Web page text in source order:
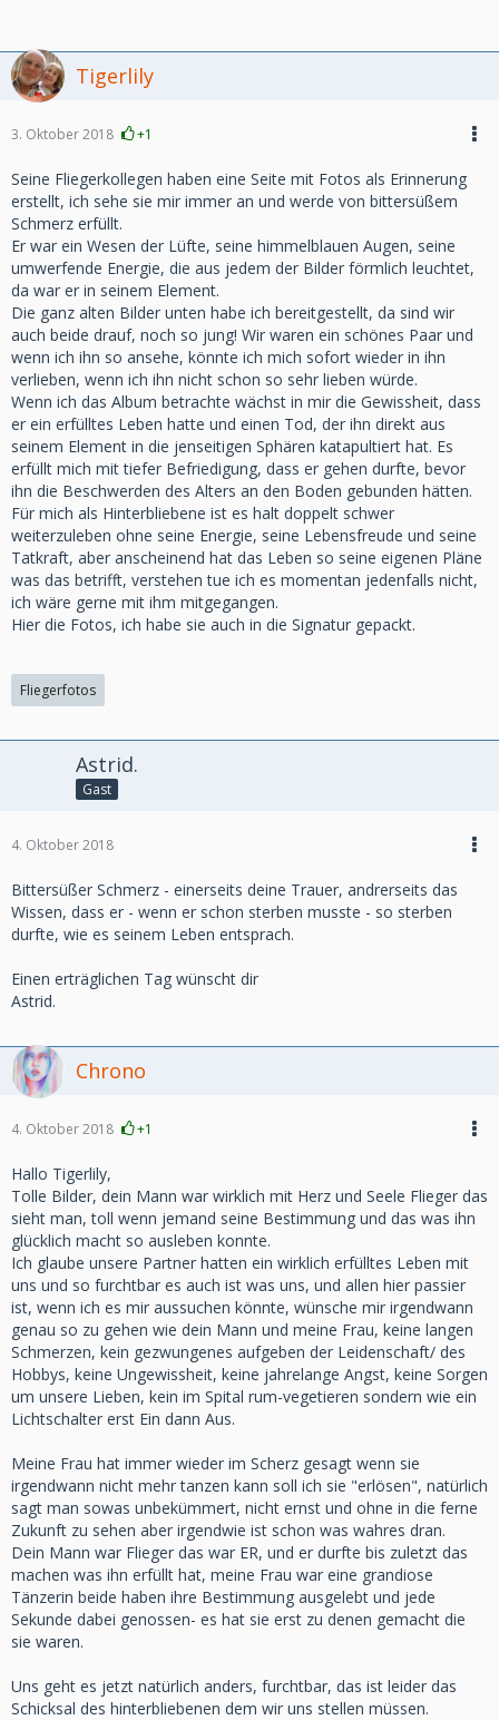
weiterzumachen. Meine
Psychologin hilft mir dabei, indem sie sagt, das wäre normal
und es würde
Energetikerin, die
gesehen, dass der
Tod meines Mannes in meinem Lebensplan steht, weil ich in
dieser Inkarnation
lernen soll, alleine mit mir selbst zu leben und auch wieder
Lebensfreude
zu finden. Dann war ich noch bei einem Medium, die mir
wiederum gesagt
hat, dass ich den Trauerweg zu Ende gehen muss und dass
es mindestens ein
Jahr dauern wird, bis ich soweit bin, meinen Lebensweg neu
zu beginnen,
dass ich aber in dieser Zeit eine Freundin finden werde, die
mir hilft
meine Lebensfreude wieder zu finden und dass später für
mich in meinem
letzten Lebensabschnitt noch eine neue Partnerschaft mit
einem Mann vorgesehen
ist. Diese Mitteilungen helfen mir dabei durchzuhalten,
denn ohne das hätte
ich meine Hoffnung schon komplett verloren und was dann
sein würde, möchte
Tigerlily
3. Oktober 2018 +1
Seine Fliegerkollegen haben eine Seite mit Fotos als Erinnerung
erstellt, ich sehe sie mir immer an und werde von bittersüßem
Schmerz erfüllt.
Er war ein Wesen der Lüfte, seine himmelblauen Augen, seine
umwerfende Energie, die aus jedem der Bilder förmlich leuchtet,
da war er in seinem Element.
Die ganz alten Bilder unten habe ich bereitgestellt, da sind wir
auch beide drauf, noch so jung! Wir waren ein schönes Paar und
wenn ich ihn so ansehe, könnte ich mich sofort wieder in ihn
verlieben, wenn ich ihn nicht schon so sehr lieben würde.
Wenn ich das Album betrachte wächst in mir die Gewissheit, dass
er ein erfülltes Leben hatte und einen Tod, der ihn direkt aus
seinem Element in die jenseitigen Sphären katapultiert hat. Es
erfüllt mich mit tiefer Befriedigung, dass er gehen durfte, bevor
ihn die Beschwerden des Alters an den Boden gebunden hätten.
Für mich als Hinterbliebene ist es halt doppelt schwer
weiterzuleben ohne seine Energie, seine Lebensfreude und seine
Tatkraft, aber anscheinend hat das Leben so seine eigenen Pläne
was das betrifft, verstehen tue ich es momentan jedenfalls nicht,
ich wäre gerne mit ihm mitgegangen.
Hier die Fotos, ich habe sie auch in die Signatur gepackt.
Fliegerfotos
Astrid.
Gast
4. Oktober 2018
Bittersüßer Schmerz - einerseits deine Trauer, andrerseits das
Wissen, dass er - wenn er schon sterben musste - so sterben
durfte, wie es seinem Leben entsprach.
Einen erträglichen Tag wünscht dir
Astrid.
Chrono
4. Oktober 2018 +1
Hallo Tigerlily,
Tolle Bilder, dein Mann war wirklich mit Herz und Seele Flieger das
sieht man, toll wenn jemand seine Bestimmung und das was ihn
glücklich macht so ausleben konnte.
Ich glaube unsere Partner hatten ein wirklich erfülltes Leben mit
uns und so furchtbar es auch ist was uns, und allen hier passier
ist, wenn ich es mir aussuchen könnte, wünsche mir irgendwann
genau so zu gehen wie dein Mann und meine Frau, keine langen
Schmerzen, kein gezwungenes aufgeben der Leidenschaft/ des
Hobbys, keine Ungewissheit, keine jahrelange Angst, keine Sorgen
um unsere Lieben, kein im Spital rum-vegetieren sondern wie ein
Lichtschalter erst Ein dann Aus.
Meine Frau hat immer wieder im Scherz gesagt wenn sie
irgendwann nicht mehr tanzen kann soll ich sie "erlösen", natürlich
sagt man sowas unbekümmert, nicht ernst und ohne in die ferne
Zukunft zu sehen aber irgendwie ist schon was wahres dran.
Dein Mann war Flieger das war ER, und er durfte bis zuletzt das
machen was ihn erfüllt hat, meine Frau war eine grandiose
Tänzerin beide haben ihre Bestimmung ausgelebt und jede
Sekunde dabei genossen- es hat sie erst zu denen gemacht die
sie waren.
Uns geht es jetzt natürlich anders, furchtbar, das ist leider das
Schicksal des hinterbliebenen dem wir uns stellen müssen.